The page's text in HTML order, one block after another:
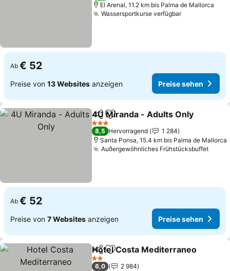
El Arenal, 11.2 km bis Palma de Mallorca
Wassersportkurse verfügbarPreise sehen
Ab € 52
Preise von 13 Websites anzeigen Preise sehen
TeilenZu Favoriten hinzufügen
4U Miranda - Adults Only
3 Sterne
8,5 Hervorragend
1 284
Santa Ponsa, 15.4 km bis Palma de Mallorca
Außergewöhnliches Frühstücksbuffet
Ab € 52
Preise von 7 Websites anzeigen Preise sehen
TeilenZu Favoriten hinzufügen
Hotel Costa Mediterraneo
2 Sterne
6,0
2 984